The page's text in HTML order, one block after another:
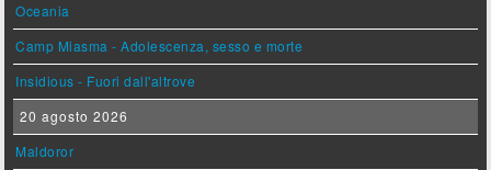
Oceania
Camp Miasma - Adolescenza, sesso e morte
Insidious - Fuori dall'altrove
20 agosto 2026
Maldoror